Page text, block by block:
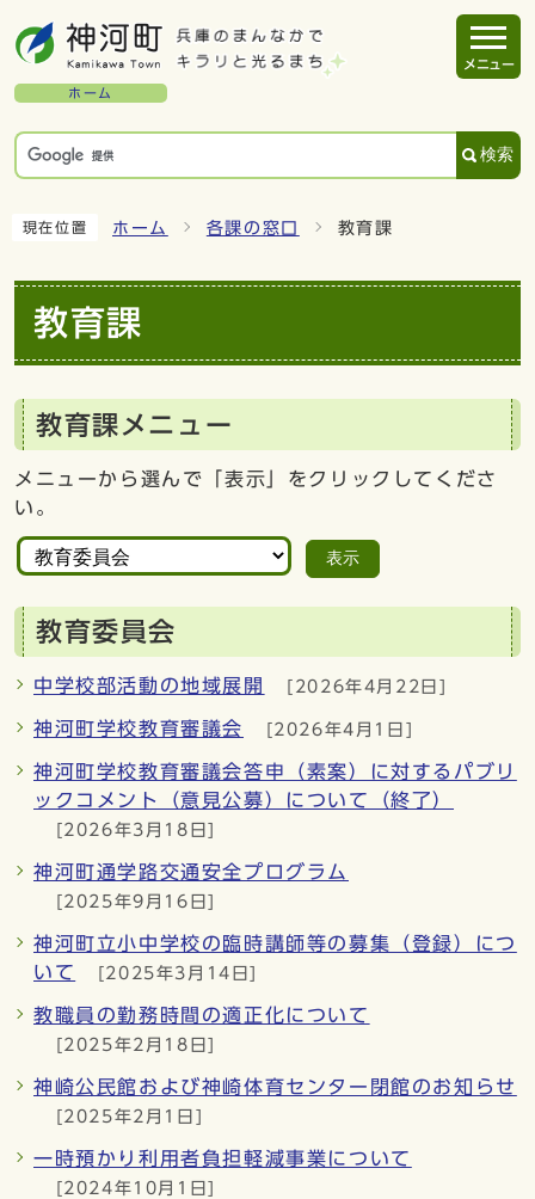
ホーム
検索
メニュー
現在位置 ホーム 各課の窓口 教育課
教育課
教育課メニュー
メニューから選んで「表示」をクリックしてくださ
い。
表示
教育委員会
中学校部活動の地域展開 [2026年4月22日]
神河町学校教育審議会 [2026年4月1日]
神河町学校教育審議会答申（素案）に対するパブリ
ックコメント（意見公募）について（終了）
[2026年3月18日]
神河町通学路交通安全プログラム
[2025年9月16日]
神河町立小中学校の臨時講師等の募集（登録）につ
いて
[2025年3月14日]
教職員の勤務時間の適正化について
[2025年2月18日]
神崎公民館および神崎体育センター閉館のお知らせ
[2025年2月1日]
一時預かり利用者負担軽減事業について
[2024年10月1日]